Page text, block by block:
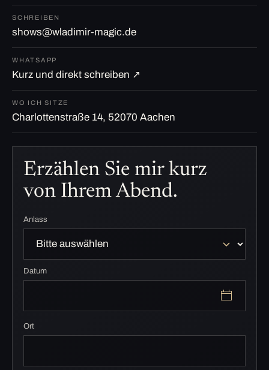
SCHREIBEN
shows@wladimir-magic.de
WHATSAPP
Kurz und direkt schreiben ↗
WO ICH SITZE
Charlottenstraße 14, 52070 Aachen
Erzählen Sie mir kurz
von Ihrem Abend.
Anlass
Datum
Ort